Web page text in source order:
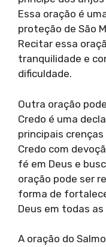
Essa oração é
proteção de São
Recitar essa
tranquilidade e
dificuldade.
Outra oração
Credo é uma
principais
Credo com
fé em Deus e
oração pode ser
forma de
Deus em todas
A oração do